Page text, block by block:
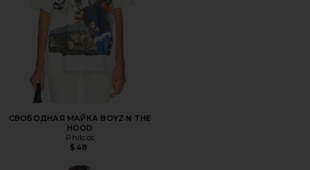
СВОБОДНАЯ МАЙКА BOYZ N THE
HOOD
Philcos
$48